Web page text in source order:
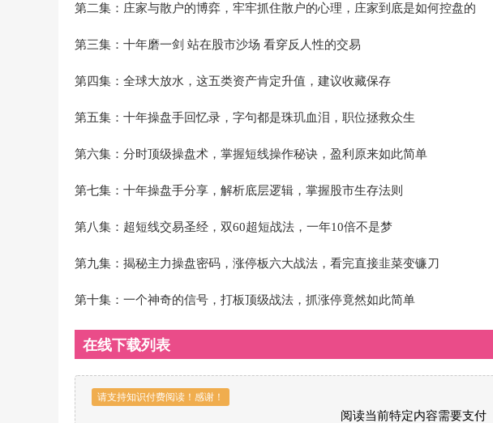
第二集：庄家与散户的博弈，牢牢抓住散户的心理，庄家到底是如何控盘的
第三集：十年磨一剑 站在股市沙场 看穿反人性的交易
第四集：全球大放水，这五类资产肯定升值，建议收藏保存
第五集：十年操盘手回忆录，字句都是珠玑血泪，职位拯救众生
第六集：分时顶级操盘术，掌握短线操作秘诀，盈利原来如此简单
第七集：十年操盘手分享，解析底层逻辑，掌握股市生存法则
第八集：超短线交易圣经，双60超短战法，一年10倍不是梦
第九集：揭秘主力操盘密码，涨停板六大战法，看完直接韭菜变镰刀
第十集：一个神奇的信号，打板顶级战法，抓涨停竟然如此简单
在线下载列表
请支持知识付费阅读！感谢！
阅读当前特定内容需要支付